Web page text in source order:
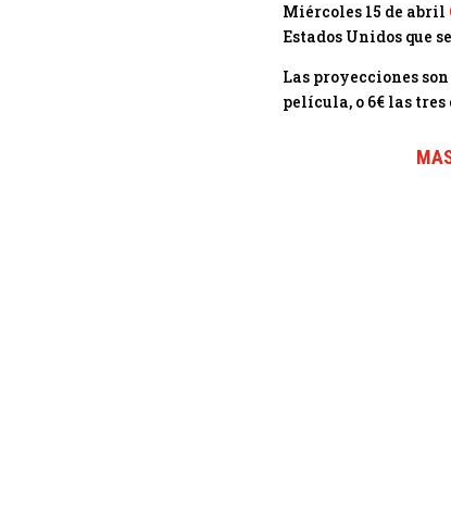
Miércoles 15 de abril
Estados Unidos que
Las proyecciones
película, o 6€ las